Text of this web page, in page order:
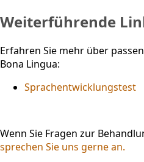
Weiterführende
Erfahren Sie mehr über
Bona Lingua:
Sprachentwicklungstest
Wenn Sie Fragen zur
sprechen Sie uns gerne an.